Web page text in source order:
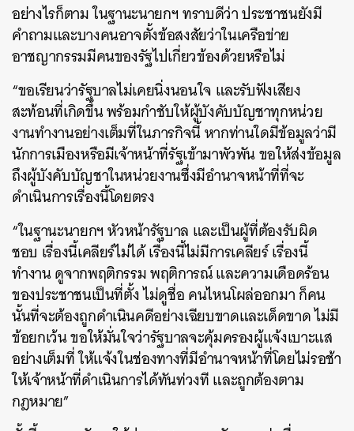
อย่างไรก็ตาม ในฐานะนายกฯ ทราบดีว่า ประชาชนยังมี
คำถามและบางคนอาจตั้งข้อสงสัยว่าในเครือข่าย
อาชญากรรมมีคนของรัฐไปเกี่ยวข้องด้วยหรือไม่
“ขอเรียนว่ารัฐบาลไม่เคยนิ่งนอนใจ และรับฟังเสียง
สะท้อนที่เกิดขึ้น พร้อมกำชับให้ผู้บังคับบัญชาทุกหน่วย
งานทำงานอย่างเต็มที่ในภารกิจนี้ หากท่านใดมีข้อมูลว่ามี
นักการเมืองหรือมีเจ้าหน้าที่รัฐเข้ามาพัวพัน ขอให้ส่งข้อมูล
ถึงผู้บังคับบัญชาในหน่วยงานซึ่งมีอำนาจหน้าที่ที่จะ
ดำเนินการเรื่องนี้โดยตรง
“ในฐานะนายกฯ หัวหน้ารัฐบาล และเป็นผู้ที่ต้องรับผิด
ชอบ เรื่องนี้เคลียร์ไม่ได้ เรื่องนี้ไม่มีการเคลียร์ เรื่องนี้
ทำงาน ดูจากพฤติกรรม พฤติการณ์ และความเดือดร้อน
ของประชาชนเป็นที่ตั้ง ไม่ดูชื่อ คนไหนโผล่ออกมา ก็คน
นั้นที่จะต้องถูกดำเนินคดีอย่างเฉียบขาดและเด็ดขาด ไม่มี
ข้อยกเว้น ขอให้มั่นใจว่ารัฐบาลจะคุ้มครองผู้แจ้งเบาะแส
อย่างเต็มที่ ให้แจ้งในช่องทางที่มีอำนาจหน้าที่โดยไม่รอช้า
ให้เจ้าหน้าที่ดำเนินการได้ทันท่วงที และถูกต้องตาม
กฎหมาย”
ค้นหา
SHARE TWEET LINE EMAIL